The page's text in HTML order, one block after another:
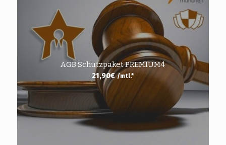
AGB Schutzpaket PREMIUM4
21,90€ /mtl.*